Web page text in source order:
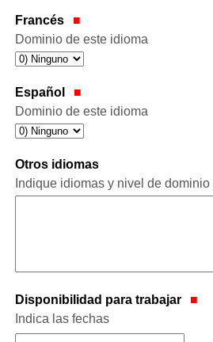
Francés
Dominio de este idioma
Español
Dominio de este idioma
Otros idiomas
Indique idiomas y nivel de
Disponibilidad para trabajar
Indica las fechas